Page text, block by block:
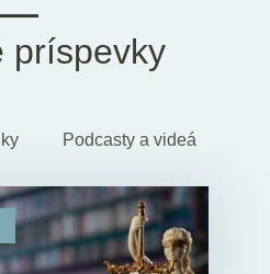
príspevky
Podcasty a videá